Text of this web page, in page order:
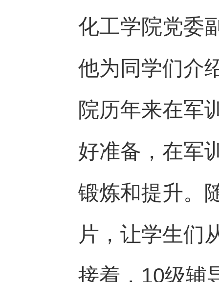
化工学院党委
他为同学们介
院历年来在军
好准备，在军
锻炼和提升。
片，让学生们
接着，10级辅